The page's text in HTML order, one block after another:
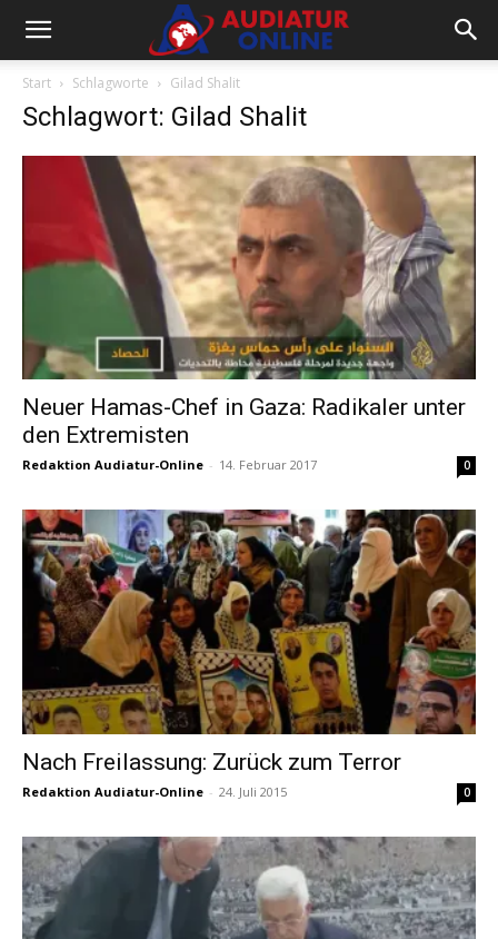
Start Schlagworte Gilad Shalit
Schlagwort: Gilad Shalit
Neuer Hamas-Chef in Gaza: Radikaler unter
den Extremisten
Redaktion Audiatur-Online - 14. Februar 2017 0
Nach Freilassung: Zurück zum Terror
Redaktion Audiatur-Online - 24. Juli 2015 0